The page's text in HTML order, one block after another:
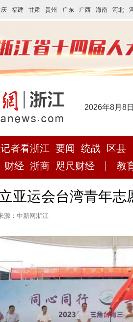
福建 甘肃 贵州 广东 广西 海南 河北
2026年8月8
者看浙江 要闻 统战
区县
财经 浙商 咫尺财经 教
亚运会台湾青年志
源：中新网浙江